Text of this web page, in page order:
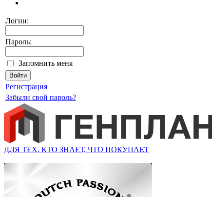
Логин:
Пароль:
Запомнить меня
Регистрация
Забыли свой пароль?
ДЛЯ ТЕХ, КТО ЗНАЕТ, ЧТО ПОКУПАЕТ